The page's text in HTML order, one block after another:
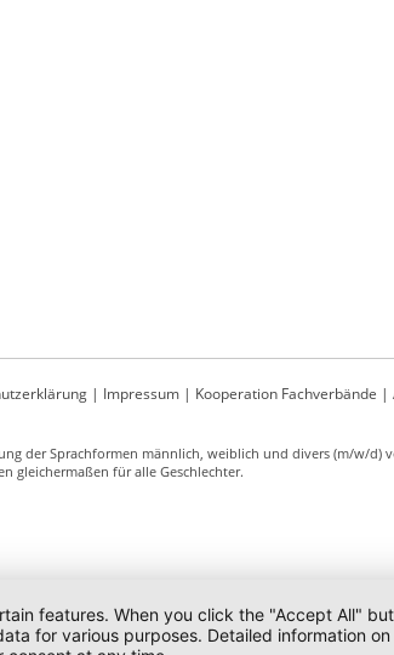
| Impressum| Kooperation Fachverbände |
der Sprachformen männlich, weiblich und divers (m/w/d)
gleichermaßen für alle Geschlechter.
features. When you click the "Accept All"
for various purposes. Detailed information